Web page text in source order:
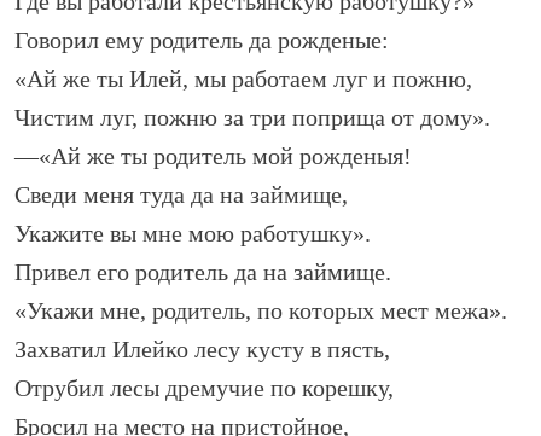
Говорил ему родитель да рожденые:
«Ай же ты Илей, мы работаем луг и пожню,
Чистим луг, пожню за три поприща от дому».
—«Ай же ты родитель мой рожденыя!
Сведи меня туда да на займище,
Укажите вы мне мою работушку».
Привел его родитель да на займище.
«Укажи мне, родитель, по которых мест межа».
Захватил Илейко лесу кусту в пясть,
Отрубил лесы дремучие по корешку,
Бросил на место на пристойное,